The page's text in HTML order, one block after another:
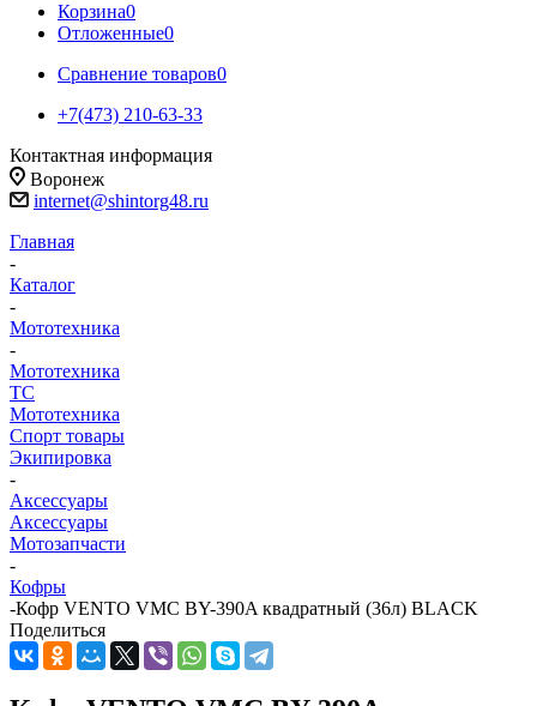
Корзина0
Отложенные0
Сравнение товаров0
+7(473) 210-63-33
Контактная информация
Воронеж
internet@shintorg48.ru
Главная
-
Каталог
-
Мототехника
-
Мототехника
ТС
Мототехника
Спорт товары
Экипировка
-
Аксессуары
Аксессуары
Мотозапчасти
-
Кофры
-Кофр VENTO VMC BY-390A квадратный (36л) BLACK
Поделиться